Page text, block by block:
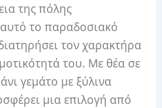
της πόλης
το παραδοσιακό
τον χαρακτήρα
του. Με θέα σε
γεμάτο με ξύλινα
μια επιλογή από